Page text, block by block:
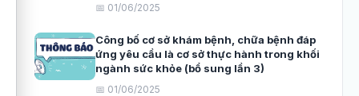
📅 01/06/2025
Công bố cơ sở khám bệnh, chữa bệnh đáp
ứng yêu cầu là cơ sở thực hành trong khối
ngành sức khỏe (bổ sung lần 3)
📅 01/06/2025